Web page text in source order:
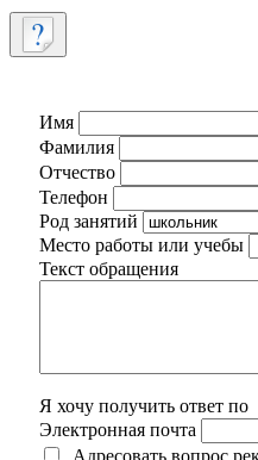
Имя
Фамилия
Отчество
Телефон
Род занятий
Место работы или учебы
Текст обращения
Я хочу получить ответ по
Электронная почта